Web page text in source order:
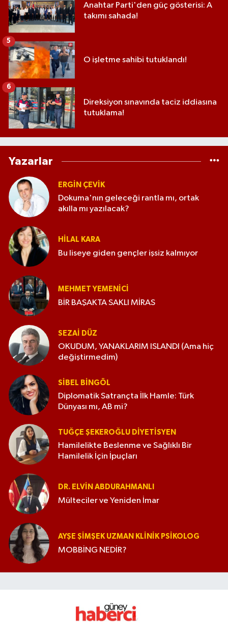
Anahtar Parti'den güç gösterisi: A
takımı sahada!
O işletme sahibi tutuklandı!
5
Direksiyon sınavında taciz iddiasına
tutuklama!
6
Yazarlar
ERGIN ÇEVİK
Dokuma'nın geleceği rantla mı, ortak
akılla mı yazılacak?
HILAL KARA
Bu liseye giden gençler işsiz kalmıyor
MEHMET YEMENICI
BİR BAŞAKTA SAKLI MİRAS
SEZAI DÜZ
OKUDUM, YANAKLARIM ISLANDI (Ama hiç
değiştirmedim)
SIBEL BINGÖL
Diplomatik Satrançta İlk Hamle: Türk
Dünyası mı, AB mi?
TUĞÇE ŞEKEROĞLU DIYETISYEN
Hamilelikte Beslenme ve Sağlıklı Bir
Hamilelik İçin İpuçları
DR. ELVIN ABDURAHMANLI
Mülteciler ve Yeniden İmar
AYŞE ŞIMŞEK UZMAN KLINIK PSIKOLOG
MOBBİNG NEDİR?